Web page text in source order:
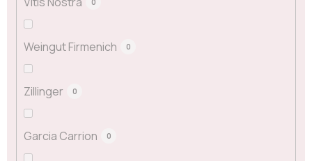
0
Weingut Firmenich 0
Zillinger 0
Garcia Carrion 0